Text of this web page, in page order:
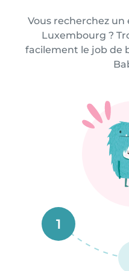
Vous recherchez
Luxembourg ?
facilement le job de
1